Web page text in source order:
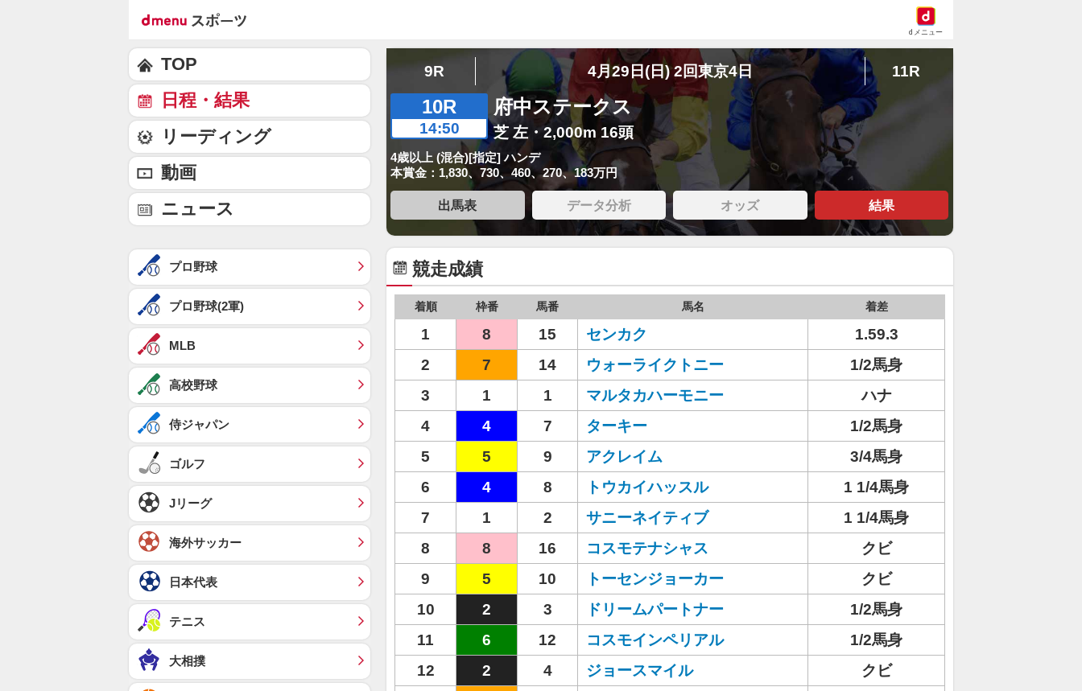
dメニュー
9R 4月29日(日) 2回東京4日 11R
10R
14:50
府中ステークス
芝 左・2,000m 16頭
4歳以上 (混合)[指定] ハンデ
本賞金：1,830、730、460、270、183万円
出馬表 データ分析 オッズ 結果
競走成績
着順 枠番 馬番 馬名 着差
1 8 15 センカク
1.59.3
2
7 14 ウォーライクトニー
1/2馬身
3
1 1 マルタカハーモニー
ハナ
4
4 7 ターキー
1/2馬身
5
5 9 アクレイム
3/4馬身
6
4 8 トウカイハッスル
1 1/4馬身
7
1 2 サニーネイティブ
1 1/4馬身
8
8 16 コスモテナシャス
クビ
9
5 10 トーセンジョーカー
クビ
10
2 3 ドリームパートナー
1/2馬身
11
6 12 コスモインペリアル
1/2馬身
12
2 4 ジョースマイル
クビ
TOP
日程・結果
リーディング
動画
ニュース
プロ野球
プロ野球(2軍)
MLB
高校野球
侍ジャパン
ゴルフ
Jリーグ
海外サッカー
日本代表
テニス
大相撲